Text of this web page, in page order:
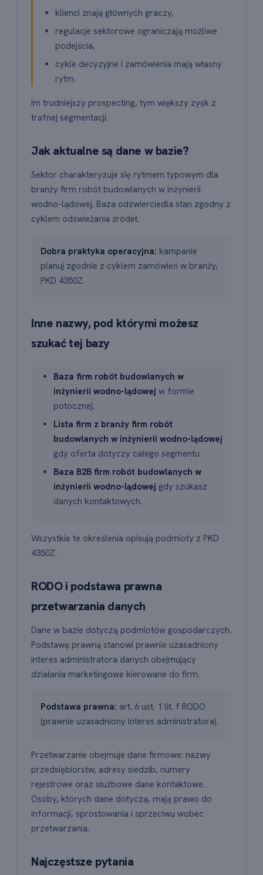
klienci znają głównych graczy,
regulacje sektorowe ograniczają możliwe
podejścia,
cykle decyzyjne i zamówienia mają własny
rytm.
Im trudniejszy prospecting, tym większy zysk z
trafnej segmentacji.
Jak aktualne są dane w bazie?
Sektor charakteryzuje się rytmem typowym dla
branży firm robót budowlanych w inżynierii
wodno-lądowej. Baza odzwierciedla stan zgodny z
cyklem odświeżania źródeł.
Dobra praktyka operacyjna: kampanie
planuj zgodnie z cyklem zamówień w branży,
PKD 4350Z.
Inne nazwy, pod którymi możesz
szukać tej bazy
Baza firm robót budowlanych w
inżynierii wodno-lądowej w formie
potocznej.
Lista firm z branży firm robót
budowlanych w inżynierii wodno-lądowej
gdy oferta dotyczy całego segmentu.
Baza B2B firm robót budowlanych w
inżynierii wodno-lądowej gdy szukasz
danych kontaktowych.
Wszystkie te określenia opisują podmioty z PKD
4350Z.
RODO i podstawa prawna
przetwarzania danych
Dane w bazie dotyczą podmiotów gospodarczych.
Podstawę prawną stanowi prawnie uzasadniony
interes administratora danych obejmujący
działania marketingowe kierowane do firm.
Podstawa prawna: art. 6 ust. 1 lit. f RODO
(prawnie uzasadniony interes administratora).
Przetwarzanie obejmuje dane firmowe: nazwy
przedsiębiorstw, adresy siedzib, numery
rejestrowe oraz służbowe dane kontaktowe.
Osoby, których dane dotyczą, mają prawo do
informacji, sprostowania i sprzeciwu wobec
przetwarzania.
Najczęstsze pytania